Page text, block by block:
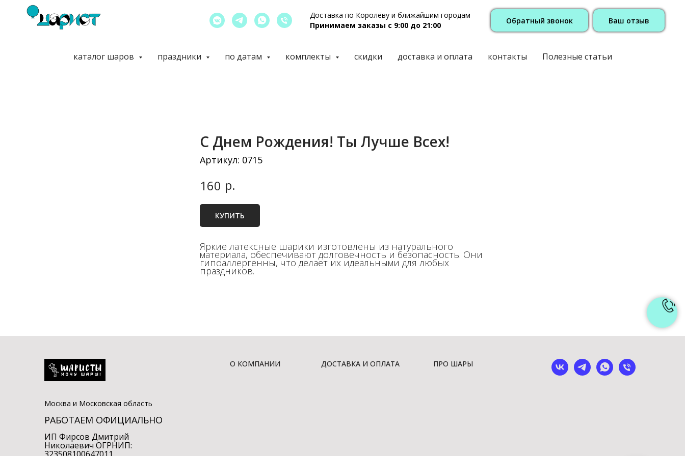
Доставка по Королёву и ближайшим городам
Принимаем заказы с 9:00 до 21:00
Обратный звонок Ваш отзыв
каталог шаров праздники по датам комплекты скидки доставка и оплата контакты Полезные статьи
С Днем Рождения! Ты Лучше Всех!
Артикул: 0715
160 р.
КУПИТЬ
Яркие латексные шарики изготовлены из натурального
материала, обеспечивают долговечность и безопасность. Они
гипоаллергенны, что делает их идеальными для любых
праздников.
Москва и Московская область
РАБОТАЕМ ОФИЦИАЛЬНО
ИП Фирсов Дмитрий
Николаевич ОГРНИП:
323508100647011
О КОМПАНИИ ДОСТАВКА И ОПЛАТА ПРО ШАРЫ